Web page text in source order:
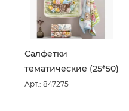
Салфетки
тематические (25*50)
Арт.: 847275